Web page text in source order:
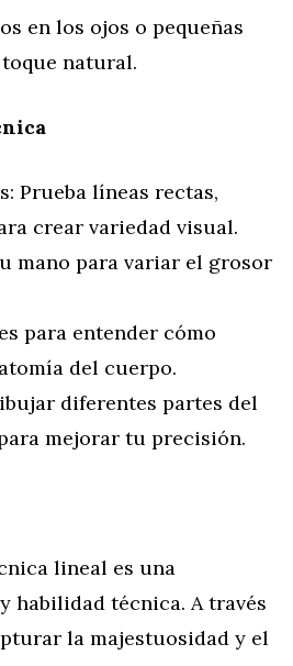
en los ojos o pequeñas
natural.
Prueba líneas rectas,
crear variedad visual.
mano para variar el grosor
para entender cómo
del cuerpo.
diferentes partes del
mejorar tu precisión.
lineal es una
habilidad técnica. A través
la majestuosidad y el